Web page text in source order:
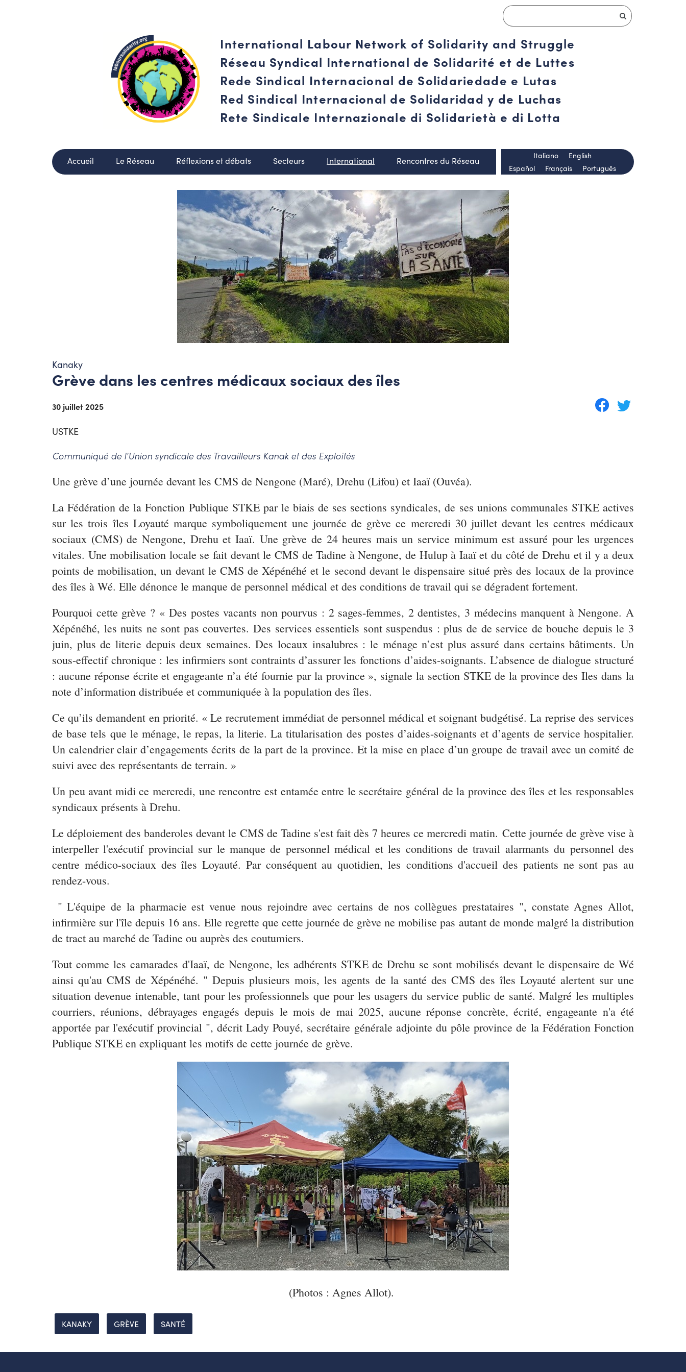
International Labour Network of Solidarity and Struggle
Réseau Syndical International de Solidarité et de Luttes
Rede Sindical Internacional de Solidariedade e Lutas
Red Sindical Internacional de Solidaridad y de Luchas
Rete Sindicale Internazionale di Solidarietà e di Lotta
Accueil Le Réseau Réflexions et débats Secteurs International Rencontres du Réseau
Español Français Português
Italiano English
Kanaky
Grève dans les centres médicaux sociaux des îles
30 juillet 2025
USTKE
Communiqué de l'Union syndicale des Travailleurs Kanak et des Exploités
Une grève d’une journée devant les CMS de Nengone (Maré), Drehu (Lifou) et Iaaï (Ouvéa).
La Fédération de la Fonction Publique STKE par le biais de ses sections syndicales, de ses unions communales STKE actives
sur les trois îles Loyauté marque symboliquement une journée de grève ce mercredi 30 juillet devant les centres médicaux
sociaux (CMS) de Nengone, Drehu et Iaaï. Une grève de 24 heures mais un service minimum est assuré pour les urgences
vitales. Une mobilisation locale se fait devant le CMS de Tadine à Nengone, de Hulup à Iaaï et du côté de Drehu et il y a deux
points de mobilisation, un devant le CMS de Xépénéhé et le second devant le dispensaire situé près des locaux de la province
des îles à Wé. Elle dénonce le manque de personnel médical et des conditions de travail qui se dégradent fortement.
Pourquoi cette grève ? « Des postes vacants non pourvus : 2 sages-femmes, 2 dentistes, 3 médecins manquent à Nengone. A
Xépénéhé, les nuits ne sont pas couvertes. Des services essentiels sont suspendus : plus de de service de bouche depuis le 3
juin, plus de literie depuis deux semaines. Des locaux insalubres : le ménage n’est plus assuré dans certains bâtiments. Un
sous-effectif chronique : les infirmiers sont contraints d’assurer les fonctions d’aides-soignants. L’absence de dialogue structuré
: aucune réponse écrite et engageante n’a été fournie par la province », signale la section STKE de la province des Iles dans la
note d’information distribuée et communiquée à la population des îles.
Ce qu’ils demandent en priorité. « Le recrutement immédiat de personnel médical et soignant budgétisé. La reprise des services
de base tels que le ménage, le repas, la literie. La titularisation des postes d’aides-soignants et d’agents de service hospitalier.
Un calendrier clair d’engagements écrits de la part de la province. Et la mise en place d’un groupe de travail avec un comité de
suivi avec des représentants de terrain. »
Un peu avant midi ce mercredi, une rencontre est entamée entre le secrétaire général de la province des îles et les responsables
syndicaux présents à Drehu.
Le déploiement des banderoles devant le CMS de Tadine s'est fait dès 7 heures ce mercredi matin. Cette journée de grève vise à
interpeller l'exécutif provincial sur le manque de personnel médical et les conditions de travail alarmants du personnel des
centre médico-sociaux des îles Loyauté. Par conséquent au quotidien, les conditions d'accueil des patients ne sont pas au
rendez-vous.
" L'équipe de la pharmacie est venue nous rejoindre avec certains de nos collègues prestataires ", constate Agnes Allot,
infirmière sur l'île depuis 16 ans. Elle regrette que cette journée de grève ne mobilise pas autant de monde malgré la distribution
de tract au marché de Tadine ou auprès des coutumiers.
Tout comme les camarades d'Iaaï, de Nengone, les adhérents STKE de Drehu se sont mobilisés devant le dispensaire de Wé
ainsi qu'au CMS de Xépénéhé. " Depuis plusieurs mois, les agents de la santé des CMS des îles Loyauté alertent sur une
situation devenue intenable, tant pour les professionnels que pour les usagers du service public de santé. Malgré les multiples
courriers, réunions, débrayages engagés depuis le mois de mai 2025, aucune réponse concrète, écrité, engageante n'a été
apportée par l'exécutif provincial ", décrit Lady Pouyé, secrétaire générale adjointe du pôle province de la Fédération Fonction
Publique STKE en expliquant les motifs de cette journée de grève.
(Photos : Agnes Allot).
KANAKY GRÈVE SANTÉ